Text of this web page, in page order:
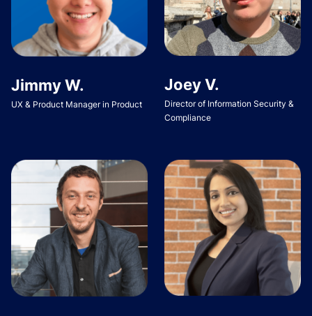
Jimmy W.
UX & Product Manager in Product
Joey V.
Director of Information Security &
Compliance